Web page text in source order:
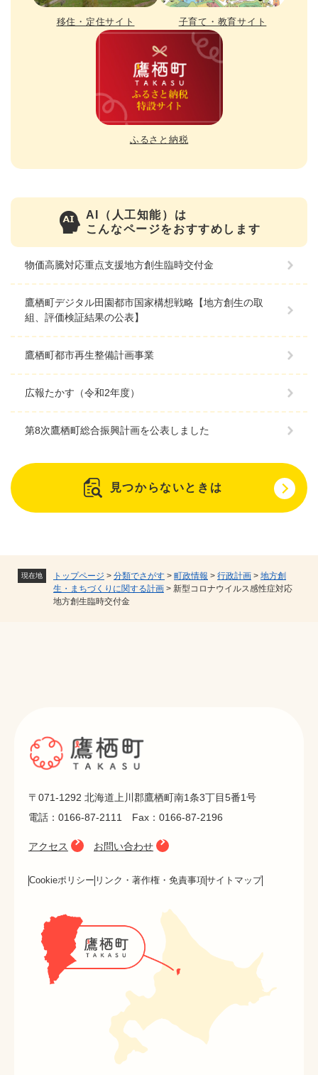
現在地 トップページ > 分類でさがす > 町政情報 > 行政計画 > 地方創
生・まちづくりに関する計画 > 新型コロナウイルス感性症対応
地方創生臨時交付金
移住・定住サイト 子育て・教育サイト
ふるさと納税
AI（人工知能）は
こんなページをおすすめします
物価高騰対応重点支援地方創生臨時交付金
鷹栖町デジタル田園都市国家構想戦略【地方創生の取
組、評価検証結果の公表】
鷹栖町都市再生整備計画事業
広報たかす（令和2年度）
第8次鷹栖町総合振興計画を公表しました
見つからないときは
〒071-1292 北海道上川郡鷹栖町南1条3丁目5番1号
電話：0166-87-2111 Fax：0166-87-2196
アクセス お問い合わせ
Cookieポリシー リンク・著作権・免責事項サイトマップ